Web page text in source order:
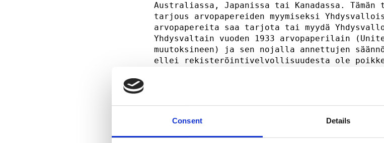
Consent Details
Australiassa, Japanissa tai Kanadassa.
tarjous arvopapereiden myymiseksi
arvopapereita saa tarjota tai myydä
Yhdysvaltain vuoden 1933 arvopaperilain
muutoksineen) ja sen nojalla annettujen
ellei rekisteröintivelvollisuudesta ole
myydä julkisesti
Tämä tiedote ei ole arvopapereiden
suora tai välillinen tarjous, eikä
kyseisten arvopapereiden tarjoaminen tai
rekisteröintiä taikka